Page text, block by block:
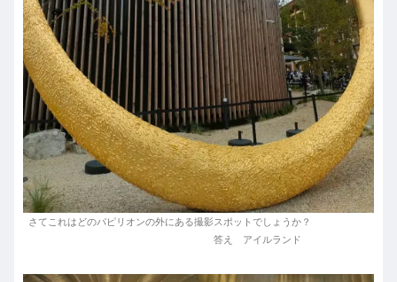
さてこれはどのパピリオンの外にある撮影スポットでしょうか？
答え アイルランド